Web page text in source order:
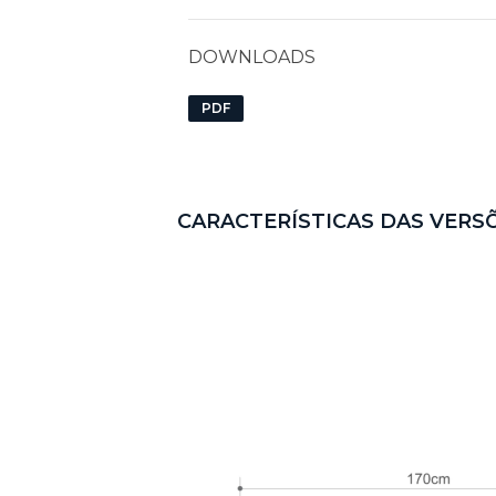
DOWNLOADS
PDF
CARACTERÍSTICAS DAS